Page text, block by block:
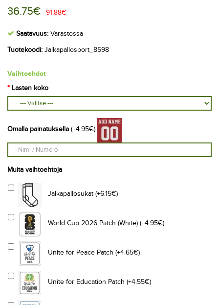
36.75€ 91.88€
Saatavuus: Varastossa
Tuotekoodi: Jalkapallosport_8598
Vaihtoehdot
Lasten koko
Omalla painatuksella (+4.95€)
Muita vaihtoehtoja
Jalkapallosukat (+6.15€)
World Cup 2026 Patch (White) (+4.95€)
Unite for Peace Patch (+4.65€)
Unite for Education Patch (+4.55€)